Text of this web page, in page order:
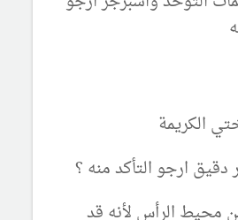
الكريمة
ارجو التأكد منه ؟
محيط الرأس لأنه قد